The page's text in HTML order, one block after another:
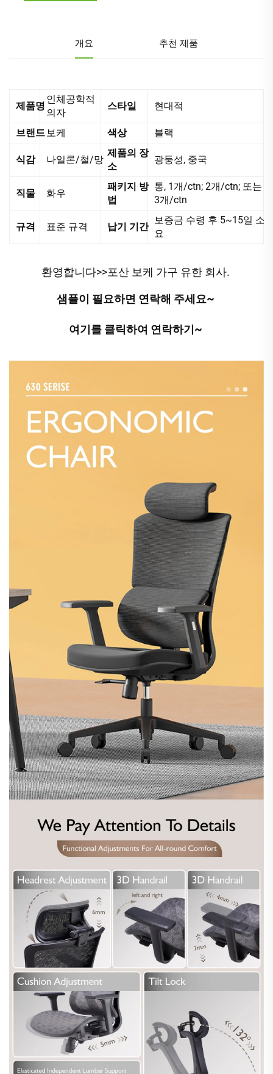
개요 추천 제품
제품명
인체공학적
의자
스타일 현대적
브랜드보케 색상 블랙
식감 나일론/철/망
제품의 장
소
광둥성, 중국
직물 화우
패키지 방
법
통, 1개/ctn; 2개/ctn; 또는
3개/ctn
규격 표준 규격 납기 기간
보증금 수령 후 5~15일 소
요
환영합니다>>포산 보케 가구 유한 회사.
샘플이 필요하면 연락해 주세요~
여기를 클릭하여 연락하기~